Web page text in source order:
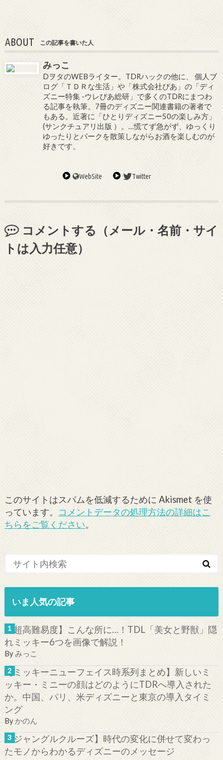
ABOUT この記事を書いた人
みっこ
DヲタのWEBライター。TDRハックの他に、 個人ブ
ログ「ＴＤＲな生活」や「株式会社ぴあ」の「ディ
ズニー特集 -ウレぴあ総研」で多くのTDRにまつわ
る記事を執筆。7冊のディズニー関連書籍の著者で
もある。近著に「ひとりディズニー50の楽しみ方」
(サンクチュアリ出版 ）。…慌てず急がず、ゆっくり
ゆったりとパークを散策しながらお酒を楽しむのが
好きです。
WebSite Twitter
コメントする（メール・名前・サイ
トは入力任意）
このサイトはスパムを低減するために Akismet を使
っています。 コメントデータの処理方法の詳細はこ
ちらをご覧ください。
いま人気の記事
【超高難易度】こんな所に…！TDL「美女と野獣」隠
れミッキー6つを画像で解説！
Byみっこ
【ミッキーニューフェイス時系列まとめ】新しいミ
ッキー・ミニーの顔はどのようにTDRへ導入された
か。中国、パリ、米ディズニーと東京の導入タイミ
ング
By かのん
【ジャングルクルーズ】時代の変化に併せて変わっ
たモノからわかるディズニーのメッセージ